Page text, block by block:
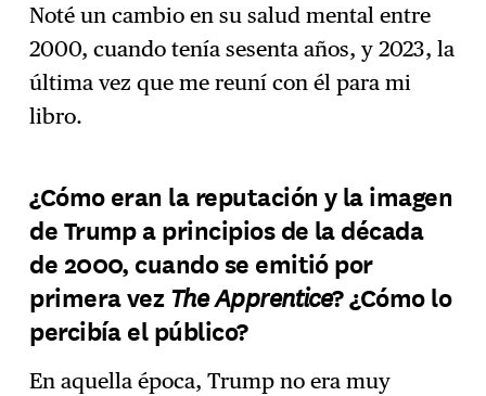
Noté un cambio en su salud mental entre
2000, cuando tenía sesenta años, y 2023, la
última vez que me reuní con él para mi
libro.
¿Cómo eran la reputación y la imagen
de Trump a principios de la década
de 2000, cuando se emitió por
primera vezThe Apprentice? ¿Cómo lo
percibía el público?
En aquella época, Trump no era muy